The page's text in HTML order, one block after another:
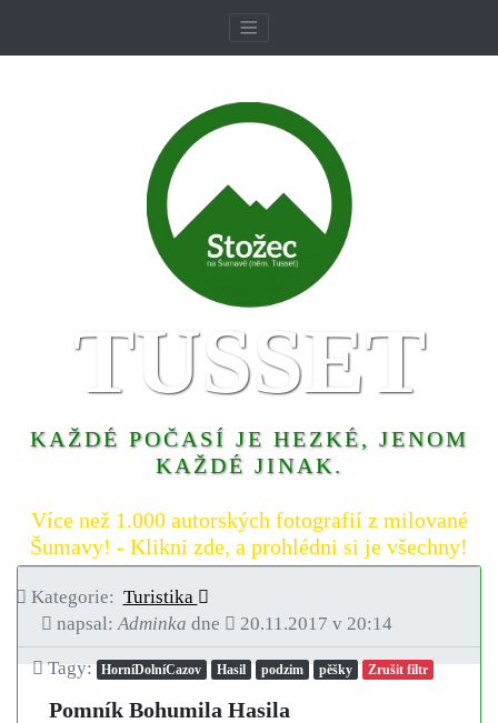
TUSSET
KAŽDÉ POČASÍ JE HEZKÉ, JENOM
KAŽDÉ JINAK.
Více než 1.000 autorských fotografií z milované
Šumavy! - Klikni zde, a prohlédni si je všechny!
Kategorie: Turistika
napsal:Adminka dne 20.11.2017 v 20:14
Tagy: HorníDolníCazov Hasil podzim pěšky Zrušit filtr
Pomník Bohumila Hasila